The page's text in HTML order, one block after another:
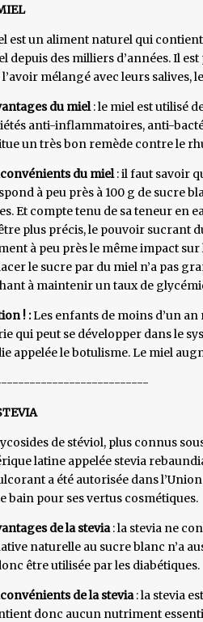
est un aliment naturel qui
depuis des milliers d’années. Il
mélangé avec leurs salives,
du miel: le miel est utilisé
anti-inflammatoires, anti-
un très bon remède contre le
du miel: il faut savoir
à peu près à 100 g de sucre
Et compte tenu de sa teneur en
plus précis, le pouvoir sucrant
à peu près le même impact
le sucre par du miel n’a pas
à maintenir un taux de
! :Les enfants de moins d’un
qui peut se développer dans le
appelée le botulisme. Le miel
de stéviol, plus connus
latine appelée stevia
a été autorisée dans
bain pour ses vertus cosmétiques.
de la stevia: la stevia ne
naturelle au sucre blanc n’a
être utilisée par les diabétiques.
de la stevia: la stevia
donc aucun nutriment